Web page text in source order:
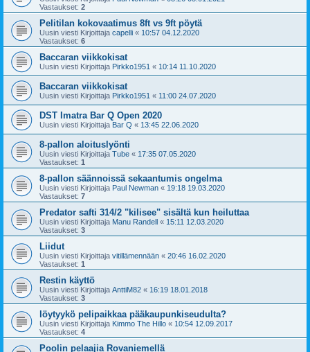
Vastaukset: 2
Pelitilan kokovaatimus 8ft vs 9ft pöytä
Uusin viesti Kirjoittaja capelli « 10:57 04.12.2020
Vastaukset: 6
Baccaran viikkokisat
Uusin viesti Kirjoittaja Pirkko1951 « 10:14 11.10.2020
Baccaran viikkokisat
Uusin viesti Kirjoittaja Pirkko1951 « 11:00 24.07.2020
DST Imatra Bar Q Open 2020
Uusin viesti Kirjoittaja Bar Q « 13:45 22.06.2020
8-pallon aloituslyönti
Uusin viesti Kirjoittaja Tube « 17:35 07.05.2020
Vastaukset: 1
8-pallon säännoissä sekaantumis ongelma
Uusin viesti Kirjoittaja Paul Newman « 19:18 19.03.2020
Vastaukset: 7
Predator safti 314/2 "kilisee" sisältä kun heiluttaa
Uusin viesti Kirjoittaja Manu Randell « 15:11 12.03.2020
Vastaukset: 3
Liidut
Uusin viesti Kirjoittaja vitillämennään « 20:46 16.02.2020
Vastaukset: 1
Restin käyttö
Uusin viesti Kirjoittaja AnttiM82 « 16:19 18.01.2018
Vastaukset: 3
löytyykö pelipaikkaa pääkaupunkiseudulta?
Uusin viesti Kirjoittaja Kimmo The Hillo « 10:54 12.09.2017
Vastaukset: 4
Poolin pelaajia Rovaniemellä